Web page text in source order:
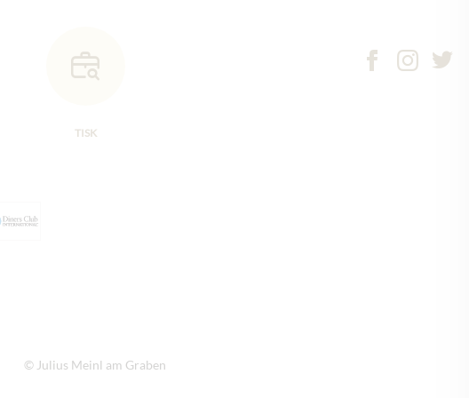
TISK
© Julius Meinl am Graben